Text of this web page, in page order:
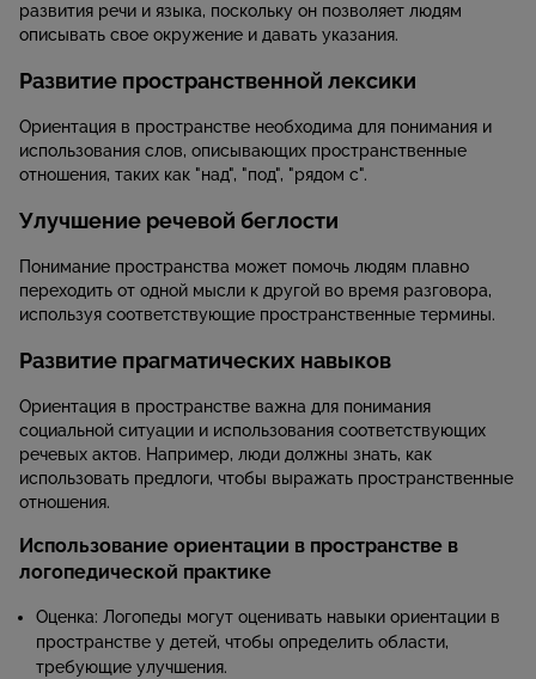
развития речи и языка, поскольку он позволяет людям
описывать свое окружение и давать указания.
Развитие пространственной лексики
Ориентация в пространстве необходима для понимания и
использования слов, описывающих пространственные
отношения, таких как "над", "под", "рядом с".
Улучшение речевой беглости
Понимание пространства может помочь людям плавно
переходить от одной мысли к другой во время разговора,
используя соответствующие пространственные термины.
Развитие прагматических навыков
Ориентация в пространстве важна для понимания
социальной ситуации и использования соответствующих
речевых актов. Например, люди должны знать, как
использовать предлоги, чтобы выражать пространственные
отношения.
Использование ориентации в пространстве в
логопедической практике
Оценка: Логопеды могут оценивать навыки ориентации в
пространстве у детей, чтобы определить области,
требующие улучшения.